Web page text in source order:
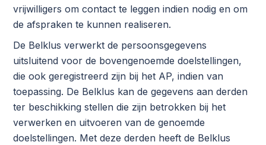
vrijwilligers om contact te leggen indien nodig en om
de afspraken te kunnen realiseren.
De Belklus verwerkt de persoonsgegevens
uitsluitend voor de bovengenoemde doelstellingen,
die ook geregistreerd zijn bij het AP, indien van
toepassing. De Belklus kan de gegevens aan derden
ter beschikking stellen die zijn betrokken bij het
verwerken en uitvoeren van de genoemde
doelstellingen. Met deze derden heeft de Belklus